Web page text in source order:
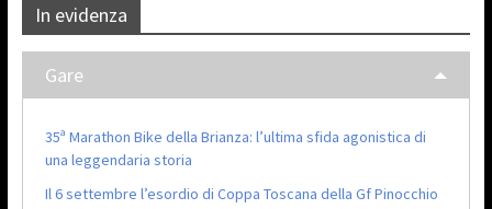
In evidenza
Gare
35ª Marathon Bike della Brianza: l’ultima sfida agonistica di
una leggendaria storia
Il 6 settembre l’esordio di Coppa Toscana della Gf Pinocchio